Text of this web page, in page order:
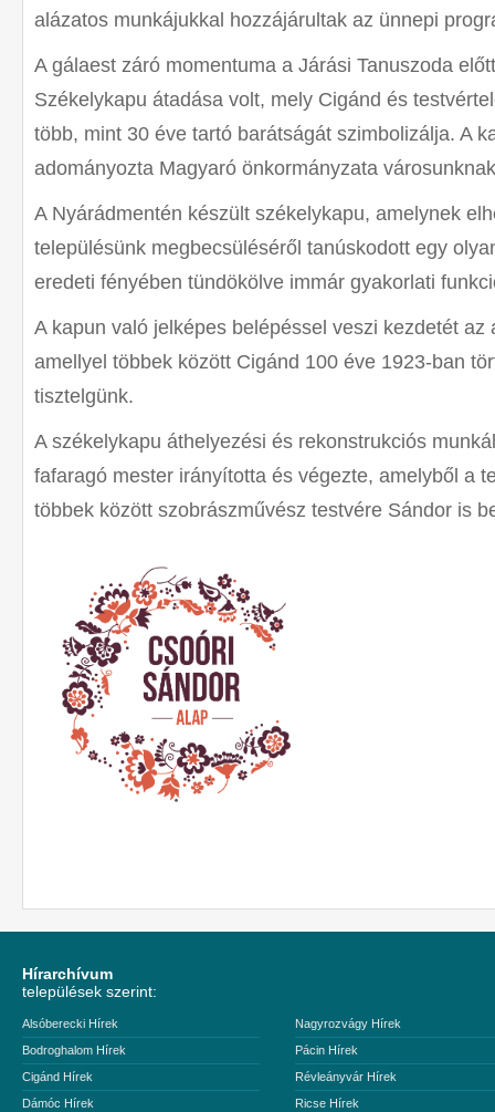
alázatos munkájukkal hozzájárultak az ünnepi
A gálaest záró momentuma a Járási Tanuszoda
Székelykapu átadása volt, mely Cigánd és
több, mint 30 éve tartó barátságát szimbolizálja. A
adományozta Magyaró önkormányzata
A Nyárádmentén készült székelykapu, amelynek
településünk megbecsüléséről tanúskodott egy
eredeti fényében tündökölve immár gyakorlati
A kapun való jelképes belépéssel veszi kezdetét az
amellyel többek között Cigánd 100 éve 1923-ban
tisztelgünk.
A székelykapu áthelyezési és rekonstrukciós
fafaragó mester irányította és végezte, amelyből a
többek között szobrászművész testvére Sándor is
Hírarchívum
települések szerint:
Alsóberecki Hírek
Bodroghalom Hírek
Cigánd Hírek
Dámóc Hírek
Nagyrozvágy Hírek
Pácin Hírek
Révleányvár Hírek
Ricse Hírek